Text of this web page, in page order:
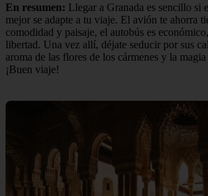
En resumen: Llegar a Granada es sencillo si
mejor se adapte a tu viaje. El avión te ahorra
comodidad y paisaje, el autobús es
libertad. Una vez allí, déjate seducir por sus
aroma de las flores de los cármenes y la
¡Buen viaje!